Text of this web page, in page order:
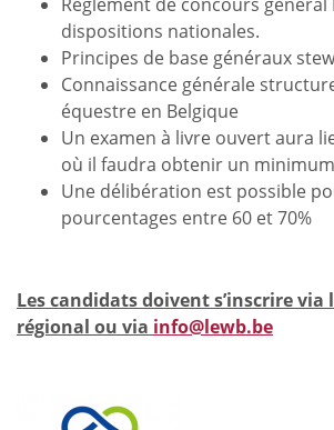
dispositions nationales.
Principes de base généraux
Connaissance générale
équestre en Belgique
Un examen à livre ouvert aura
où il faudra obtenir un minimum
Une délibération est possible
pourcentages entre 60 et 70%
Les candidats doivent s’inscrire
régional ou via info@lewb.be